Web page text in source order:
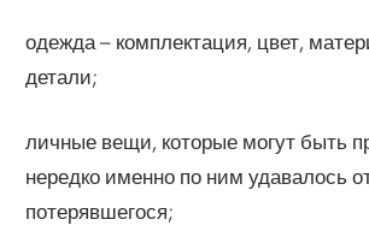
одежда – комплектация, цвет,
детали;
личные вещи, которые могут быть
нередко именно по ним удавалось
потерявшегося;